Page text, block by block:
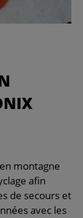
montagne
afin
de secours et
avec les